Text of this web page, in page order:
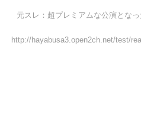
元スレ：超プレミアムな公演とな
http://hayabusa3.open2ch.net/test/